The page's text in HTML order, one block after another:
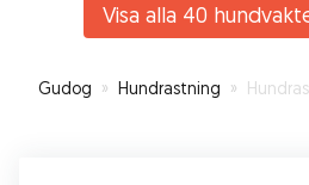
Visa alla 40
Gudog » Hundrastning »